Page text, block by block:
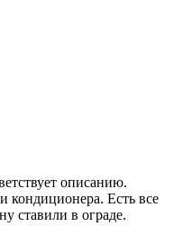
описанию.
кондиционера. Есть все
ставили в ограде.